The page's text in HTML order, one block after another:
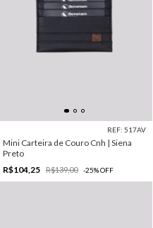
REF: 517AV
Mini Carteira de Couro Cnh | Siena
Preto
R$104,25
R$139,00 -25%OFF